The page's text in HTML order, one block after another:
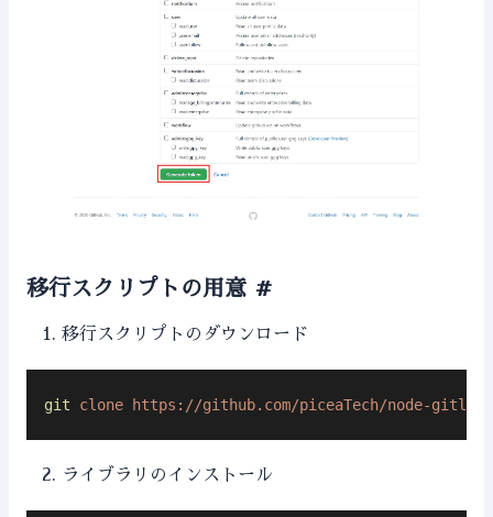
移行スクリプトの用意 #
移行スクリプトのダウンロード
git clone https://github.com/piceaTech/node-
ライブラリのインストール